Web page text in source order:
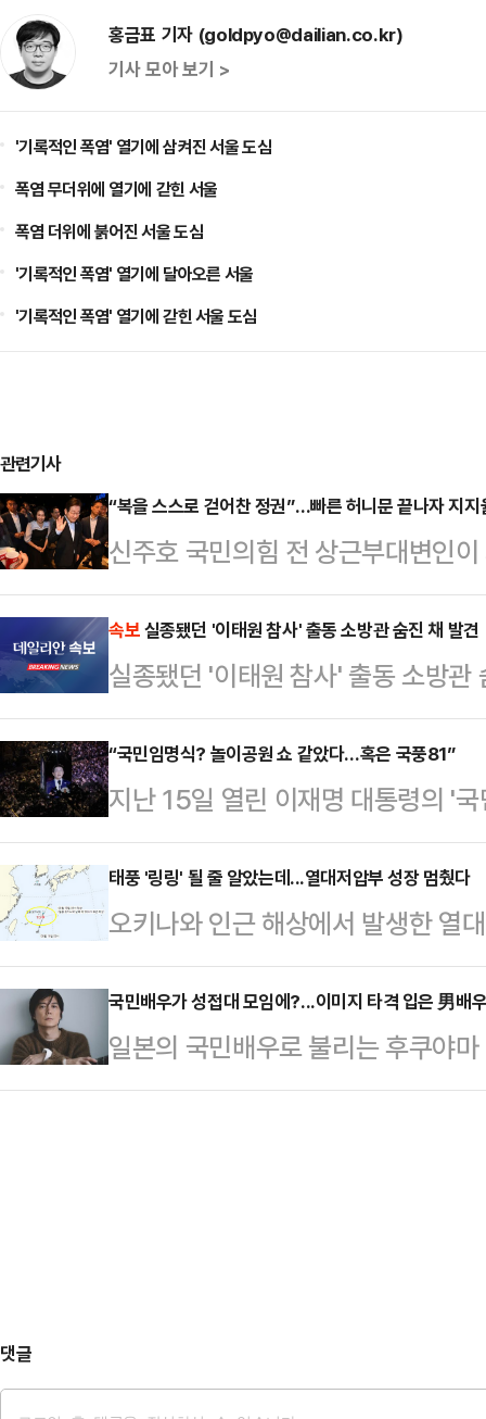
홍금표 기자 (goldpyo@dailian.co.kr)
기사 모아 보기 >
'기록적인 폭염' 열기에 삼켜진 서울 도심
폭염 무더위에 열기에 갇힌 서울
폭염 더위에 붉어진 서울 도심
'기록적인 폭염' 열기에 달아오른 서울
'기록적인 폭염' 열기에 갇힌 서울 도심
관련기사
“복을 스스로 걷어찬 정권”…빠른 허니문 끝나자 지지
신주호 국민의힘 전 상근부대변인
을 두고 “정권 초반의 복을 스스로
히 조국·윤미향 사면, 더불어민주
정책 혼선 등이 원인이라고 분석했
카르텔을 형성했다는 민심의 분노
부대변인은 지난 18일 자신이 진행
‘나라가TV’ 생방송에서 “민주당과
자신들 내부의 권력투…
속보실종됐던 '이태원 참사' 출동 소방관 숨진 채 발견
실종됐던 '이태원 참사' 출동 소방관
“국민임명식? 놀이공원 쇼 같았다…혹은 국풍81”
지난 15일 열린 이재명 대통령의 '
듯했다”는 비판이 나왔다.18일 생
‘나라가TV’에 출연한 박상수 국민
빛의 전사 같은 캐릭터가 등장해 악
국민임명식은 딱 그런 느낌이었다”
많지 않았다”고 지적했다.이어 “방
객이 3만명 가까이 모였는데, 그런
꼈다. 반면…
태풍 '링링' 될 줄 알았는데...열대저압부 성장 멈췄다
오키나와 인근 해상에서 발생한 열
할 것으로 예상했지만, 세력이 약
18일 오전 9시 오키나와 남쪽 해상
새벽 3시 오키나와 남남서쪽
보기한반도 첫 태풍 올까?...韓·日
국민배우가 성접대 모임에?...이미지 타격 입은 男배
일본의 국민배우로 불리는 후쿠야
한 '성접대 모임'의 핵심 인물로 지
댓글